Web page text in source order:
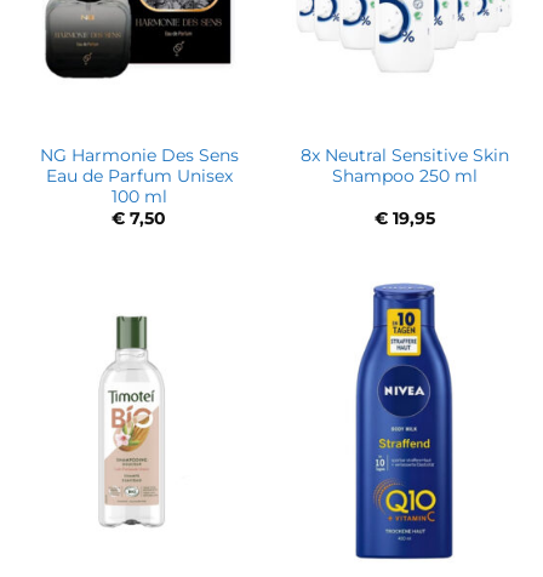
NG Harmonie Des Sens
Eau de Parfum Unisex
100 ml
€ 7,50
8x Neutral Sensitive Skin
Shampoo 250 ml
€19,95